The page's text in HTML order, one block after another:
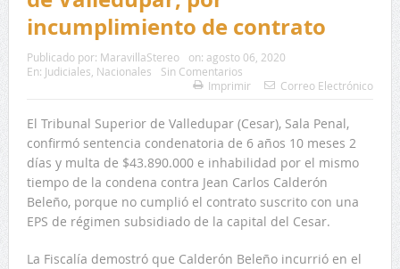
incumplimiento de contrato
Publicado por: MaravillaStereo on: agosto 06, 2020
En: Judiciales Nacionales
Sin Comentarios
Imprimir
Correo Electrónico
El Tribunal Superior de Valledupar (Cesar), Sala Penal,
confirmó sentencia condenatoria de 6 años 10 meses 2
días y multa de $43.890.000 e inhabilidad por el mismo
tiempo de la condena contra Jean Carlos Calderón
Beleño, porque no cumplió el contrato suscrito con una
EPS de régimen subsidiado de la capital del Cesar.
La Fiscalía demostró que Calderón Beleño incurrió en el